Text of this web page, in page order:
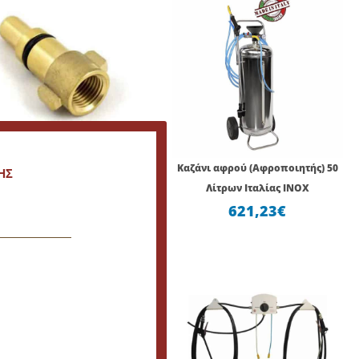
Κούμπωμα Nilfisk /
Καζάνι αφρού (Αφροποιητής) 50
Λίτρων Ιταλίας INOX
621,23€